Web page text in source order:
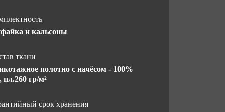
и кальсоны
ткани
полотно с начёсом - 100%
пл.260 гр/м²
срок хранения